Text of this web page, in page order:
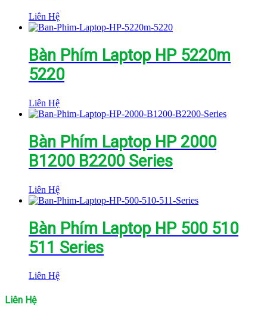
Liên Hệ
Bàn Phím Laptop HP 5220m
5220
Liên Hệ
Bàn Phím Laptop HP 2000
B1200 B2200 Series
Liên Hệ
Bàn Phím Laptop HP 500 510
511 Series
Liên Hệ
Liên Hệ